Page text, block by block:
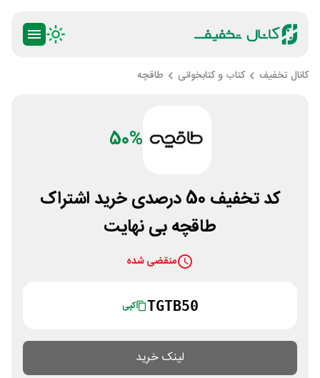
کانال تخفیف کتاب و کتابخوانی طاقچه
50%
کد تخفیف 50 درصدی خرید اشتراک
طاقچه بی نهایت
منقضی شده
TGTB50 کپی
لینک خرید